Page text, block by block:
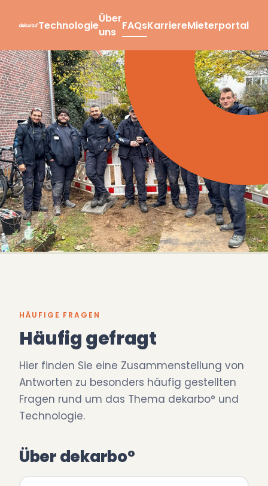
TechnologieÜber
uns FAQsKarriereMieterportal
HÄUFIGE FRAGEN
Häufig gefragt
Hier finden Sie eine Zusammenstellung von
Antworten zu besonders häufig gestellten
Fragen rund um das Thema dekarbo° und
Technologie.
Über dekarbo°